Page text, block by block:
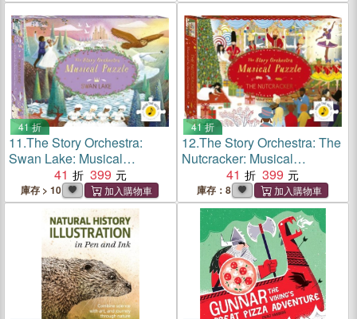
41 折
11.The Story Orchestra:
Swan Lake: Musical
Puzzle：Press the note to
hear Tchaikovsky's music
41 399
庫存 > 10
41 折
12.The Story Orchestra: The
Nutcracker: Musical
Puzzle：Press the note to
hear Tchaikovsky's music
41 399
庫存：8